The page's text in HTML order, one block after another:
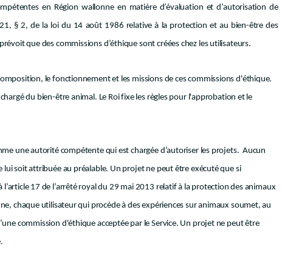
en Région wallonne en matière d’évaluation et d’autorisation de
21, § 2, de la loi du 14 août 1986 relative à la protection et au bien-être des
que des commissions d’éthique sont créées chez les utilisateurs.
le fonctionnement et les missions de ces commissions d'éthique.
du bien-être animal. Le Roi fixe les règles pour l'approbation et le
une autorité compétente qui est chargée d’autoriser les projets. Aucun
soit attribuée au préalable. Un projet ne peut être exécuté que si
17 de l’arrêté royal du 29 mai 2013 relatif à la protection des animaux
chaque utilisateur qui procède à des expériences sur animaux soumet, au
commission d'éthique acceptée par le Service. Un projet ne peut être